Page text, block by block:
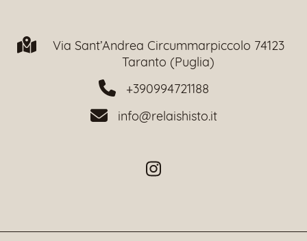
Via Sant’Andrea Circummarpiccolo 74123
Taranto (Puglia)
+390994721188
info@relaishisto.it